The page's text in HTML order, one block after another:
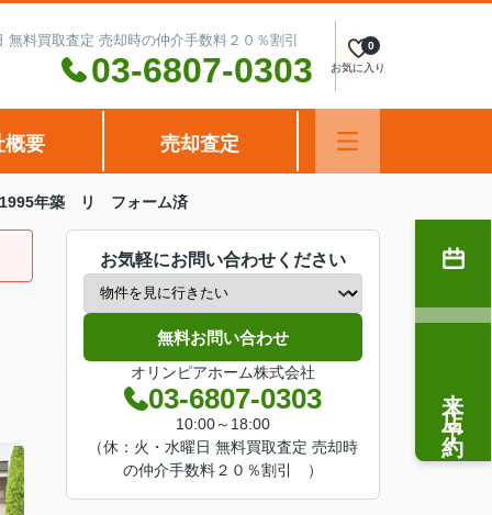
料買取査定 売却時の仲介手数料２０％割引
03-6807-0303 お気に入り
0
概要 売却査定
年築 リ フォーム済
お気軽にお問い合わせください
無料お問い合わせ
オリンピアホーム株式会社
03-6807-0303
10:00～18:00
（休：火・水曜日 無料買取査定 売却時
の仲介手数料２０％割引 ）
来店予約